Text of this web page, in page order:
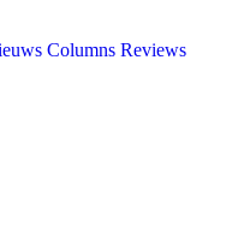
Columns Reviews